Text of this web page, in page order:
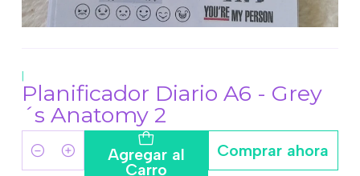
|
Planificador Diario A6 - Grey
´s Anatomy 2
Cantidad Agregar al
Carro
Comprar ahora